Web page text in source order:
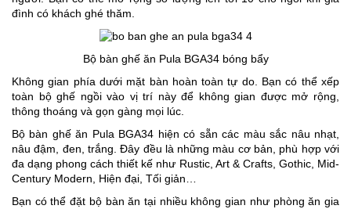
đình có khách ghé thăm.
Bộ bàn ghế ăn Pula BGA34 bóng bẩy
Không gian phía dưới mặt bàn hoàn toàn tự do. Bạn có thể xếp
toàn bộ ghế ngồi vào vị trí này để không gian được mở rộng,
thông thoáng và gọn gàng mọi lúc.
Bộ bàn ghế ăn Pula BGA34 hiện có sẵn các màu sắc nâu nhạt,
nâu đậm, đen, trắng. Đây đều là những màu cơ bản, phù hợp với
đa dạng phong cách thiết kế như Rustic, Art & Crafts, Gothic, Mid-
Century Modern, Hiện đại, Tối giản…
Bạn có thể đặt bộ bàn ăn tại nhiều không gian như phòng ăn gia